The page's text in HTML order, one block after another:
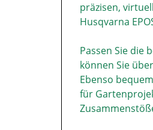
präzisen,
Husqvarna
Passen Sie die
können Sie
Ebenso
für